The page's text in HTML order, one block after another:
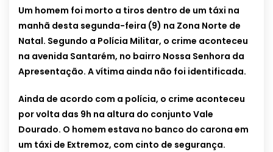
Um homem foi morto a tiros dentro de um táxi na
manhã desta segunda-feira (9) na Zona Norte de
Natal. Segundo a Polícia Militar, o crime aconteceu
na avenida Santarém, no bairro Nossa Senhora da
Apresentação. A vítima ainda não foi identificada.
Ainda de acordo com a polícia, o crime aconteceu
por volta das 9h na altura do conjunto Vale
Dourado. O homem estava no banco do carona em
um táxi de Extremoz, com cinto de segurança.